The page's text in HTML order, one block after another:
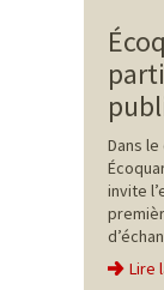
Dans
invite
Lire